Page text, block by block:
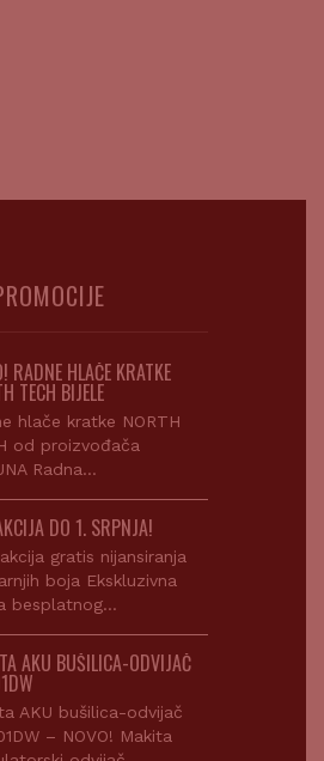
RADNE HLAČE KRATKE
TECH BIJELE
hlače kratke NORTH
od proizvođača
Radna…
DO 1. SRPNJA!
gratis nijansiranja
boja Ekskluzivna
besplatnog…
AKU BUŠILICA-ODVIJAČ
AKU bušilica-odvijač
– NOVO! Makita